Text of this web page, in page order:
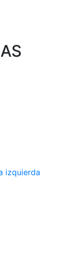
izquierda